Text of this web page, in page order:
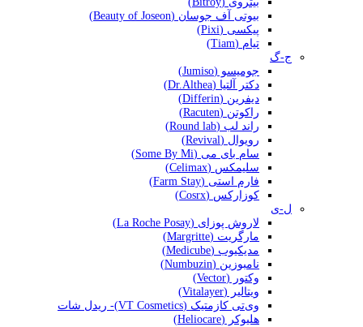
بیوتی آف جوسان (Beauty of Joseon)
پیکسی (Pixi)
تیام (Tiam)
ج-گ
جومیسو (Jumiso)
دکتر آلتیا (Dr.Althea)
دیفرین (Differin)
راکوتن (Racuten)
راند لب (Round lab)
رویوال (Revival)
سام بای می (Some By Mi)
سلیمکس (Celimax)
فارم استی (Farm Stay)
کوزارکس (Cosrx)
ل-ی
لاروش پوزای (La Roche Posay)
مارگریت (Margritte)
مدیکیوب (Medicube)
نامبوزین (Numbuzin)
وکتور (Vector)
ویتالیر (Vitalayer)
وی‌تی کازمتیک (VT Cosmetics)- ریدل شات
هلیوکر (Heliocare)